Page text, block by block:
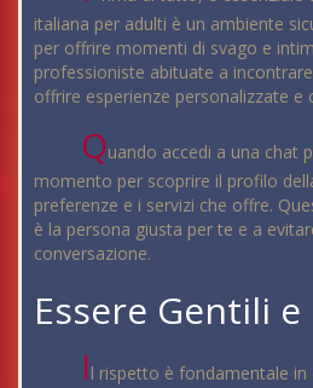
italiana per adulti è un ambiente
per offrire momenti di svago e
professioniste abituate a
offrire esperienze personalizzate e
Quando accedi a una chat
momento per scoprire il profilo
preferenze e i servizi che offre.
è la persona giusta per te e a
conversazione.
Essere Gentili
Il rispetto è fondamentale